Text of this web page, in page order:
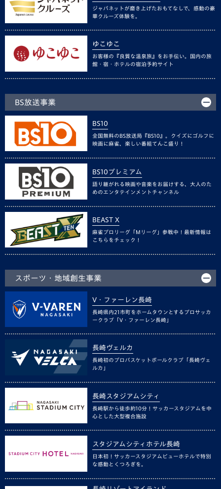
ジャパネットが磨き上げたおもてなしで、感動の豪
華クルーズ体験を。
ゆこゆこ
お客様の『良質な温泉旅』をお手伝い。国内の旅
館・宿・ホテルの宿泊予約サイト
BS放送事業
BS10
全国無料のBS放送局『BS10』。クイズにゴルフに
映画に麻雀、楽しい番組てんこ盛り！
BS10プレミアム
語り継がれる映画や音楽をお届けする、大人のた
めのエンタテインメントチャンネル
BEAST X
麻雀プロリーグ「Mリーグ」参戦中！最新情報は
こちらをチェック！
スポーツ・地域創生事業
V・ファーレン長崎
長崎県内21市町をホームタウンとするプロサッカ
ークラブ「V・ファーレン長崎」
長崎ヴェルカ
長崎初のプロバスケットボールクラブ「長崎ヴェ
ルカ」
長崎スタジアムシティ
長崎駅から徒歩約10分！サッカースタジアムを中
心とした大型複合施設
スタジアムシティホテル長崎
日本初！サッカースタジアムビューホテルで特別
な感動とくつろぎを。